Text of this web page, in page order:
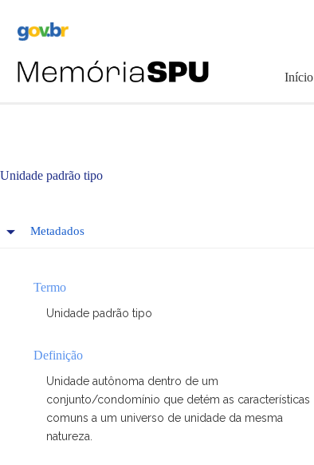
Início
Unidade padrão tipo
Metadados
Termo
Unidade padrão tipo
Definição
Unidade autônoma dentro de um
conjunto/condomínio que detém as características
comuns a um universo de unidade da mesma
natureza.